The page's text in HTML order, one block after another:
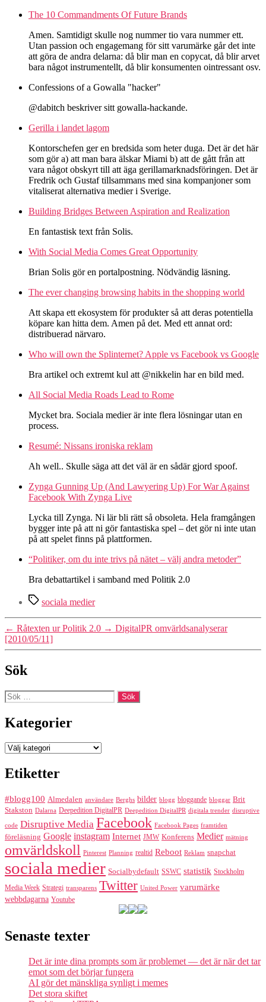
The 10 Commandments Of Future Brands
Amen. Samtidigt skulle nog nummer tio vara nummer ett.
Utan passion och engagemang för sitt varumärke går det inte
att göra de andra delarna: då blir man en copycat, då blir arvet
bara något instrumentellt, då blir konsumenten ointressant osv.
Confessions of a Gowalla "hacker"
@dabitch beskriver sitt gowalla-hackande.
Gerilla i landet lagom
Kontorschefen ger en bredsida som heter duga. Det är det här
som gör a) att man bara älskar Miami b) att de gått från att
vara något obskyrt till att äga gerillamarknadsföringen. Det är
Fredrik och Gustaf tillsammans med sina kompanjoner som
vitaliserat alternativa medier i Sverige.
Building Bridges Between Aspiration and Realization
En fantastisk text från Solis.
With Social Media Comes Great Opportunity
Brian Solis gör en portalpostning. Nödvändig läsning.
The ever changing browsing habits in the shopping world
Att skapa ett ekosystem för produkter så att deras potentiella
köpare kan hitta dem. Amen på det. Med ett annat ord:
distribuerad närvaro.
Who will own the Splinternet? Apple vs Facebook vs Google
Bra artikel och extremt kul att @nikkelin har en bild med.
All Social Media Roads Lead to Rome
Mycket bra. Sociala medier är inte flera lösningar utan en
process.
Resumé: Nissans ironiska reklam
Ah well.. Skulle säga att det väl är en sådär gjord spoof.
Zynga Gunning Up (And Lawyering Up) For War Against
Facebook With Zynga Live
Lycka till Zynga. Ni lär bli rätt så obsoleta. Hela framgången
bygger inte på att ni gör fantastiska spel – det gör ni inte utan
på att spelet finns på plattformen.
“Politiker, om du inte trivs på nätet – välj andra metoder”
Bra debattartikel i samband med Politik 2.0
Etiketter
sociala medier
← Råtexten ur Politik 2.0 → DigitalPR omvärldsanalyserar
[2010/05/11]
Sök
Sök
efter:
Kategorier
Kategorier
Etiketter
#blogg100 Almedalen användare Berghs bilder blogg bloggande bloggar Brit
Stakston Dalarna Deepedition DigitalPR Deepedition DigitalPR digitala trender disruptive
code Disruptive Media Facebook Facebook Pages framtiden
föreläsning Google instagram Internet JMW Konferens Medier mätning
omvärldskoll Pinterest Planning realtid Reboot Reklam snapchat
sociala medier Socialbydefault SSWC statistik Stockholm
Media Week Strategi transparens Twitter United Power varumärke
webbdagarna Youtube
Senaste texter
Det är inte dina prompts som är problemet — det är när det tar
emot som det börjar fungera
AI gör det mänskliga synligt i memes
Det stora skiftet